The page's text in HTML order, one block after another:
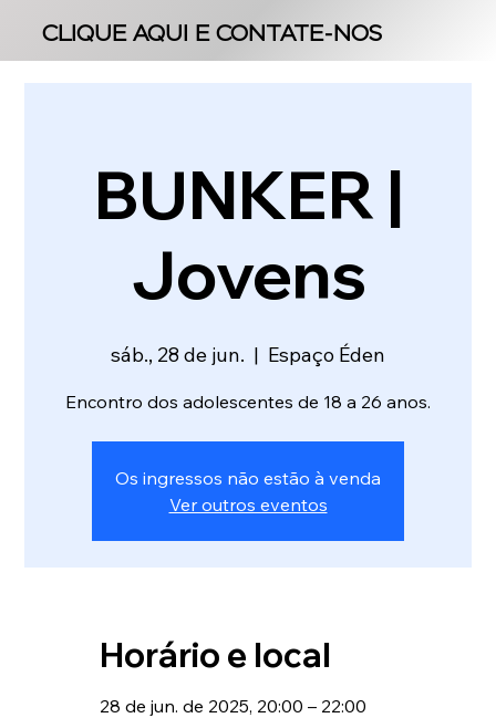
CLIQUE AQUI E CONTATE-NOS
CLIQUE AQUI E CONTATE-NOS
BUNKER |
Jovens
sáb., 28 de jun.
  |
Espaço Éden
Encontro dos adolescentes de 18 a 26 anos.
Os ingressos não estão à venda
Ver outros eventos
Horário e local
28 de jun. de 2025, 20:00 – 22:00